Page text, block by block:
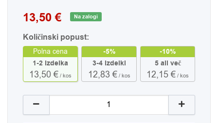
13,50€ Na zalogi
Količinski popust:
Polna cena
1-2 izdelka
13,50 €/ kos
-5%
3-4 izdelki
12,83 €/ kos
-10%
5 ali več
12,15 € / kos
Multivitamin v spreju MultiVit BetterYou, 25 mL